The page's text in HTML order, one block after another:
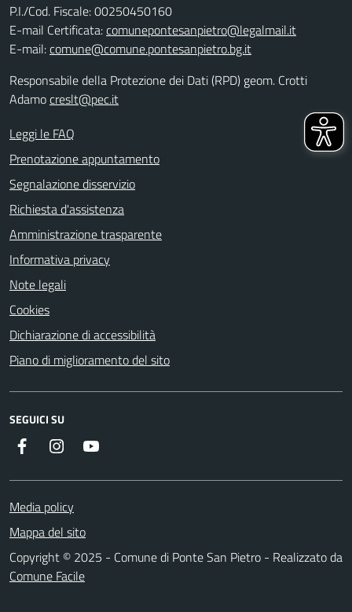
P.I./Cod. Fiscale: 00250450160
E-mail Certificata:comunepontesanpietro@legalmail.it
E-mail:comune@comune.pontesanpietro.bg.it
Responsabile della Protezione dei Dati (RPD) geom. Crotti
Adamocreslt@pec.it
Leggi le FAQ
Prenotazione appuntamento
Segnalazione disservizio
Richiesta d'assistenza
Amministrazione trasparente
Informativa privacy
Note legali
Cookies
Dichiarazione di accessibilità
Piano di miglioramento del sito
SEGUICI SU
Facebook Instagram
Media policy
Mappa del sito
Copyright © 2025 - Comune di Ponte San Pietro - Realizzato da
Comune Facile